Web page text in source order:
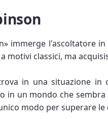
immerge
motivi classici, ma
in una situazione
in un mondo che
modo per superare